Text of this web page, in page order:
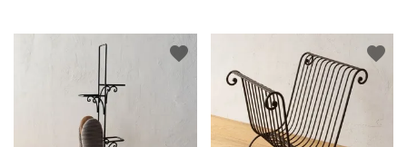
favorite favorite